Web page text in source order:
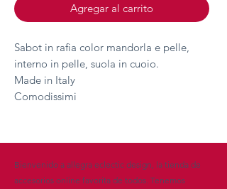
Agregar al carrito
Sabot in rafia color mandorla e pelle,
interno in pelle, suola in cuoio.
Made in Italy
Comodissimi
Bienvenido a allegra eclectic design, la tienda de
accesorios online favorita de todos. Tenemos